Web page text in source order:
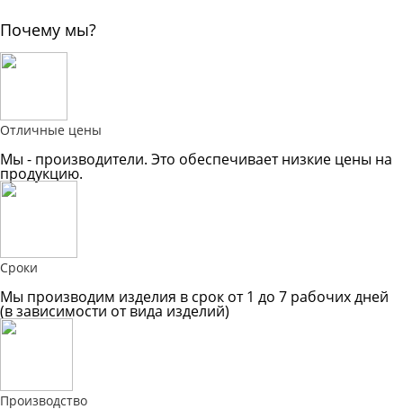
Почему мы?
Отличные цены
Мы - производители. Это обеспечивает низкие цены на
продукцию.
Сроки
Мы производим изделия в срок от 1 до 7 рабочих дней
(в зависимости от вида изделий)
Производство